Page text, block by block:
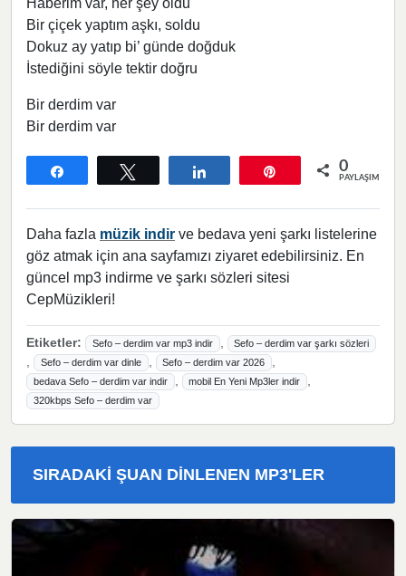
Haberim var, her şey oldu
Bir çiçek yaptım aşkı, soldu
Dokuz ay yatıp bi’ günde doğduk
İstediğini söyle tektir doğru
Bir derdim var
Bir derdim var
0
PAYLAŞIMLAR
Daha fazla müzik indir ve bedava yeni şarkı listelerine
göz atmak için ana sayfamızı ziyaret edebilirsiniz. En
güncel mp3 indirme ve şarkı sözleri sitesi
CepMüzikleri!
Etiketler: Sefo – derdim var mp3 indir , Sefo – derdim var şarkı sözleri
, Sefo – derdim var dinle , Sefo – derdim var 2026 ,
bedava Sefo – derdim var indir , mobil En Yeni Mp3ler indir ,
320kbps Sefo – derdim var
SIRADAKI ŞUAN DINLENEN MP3'LER